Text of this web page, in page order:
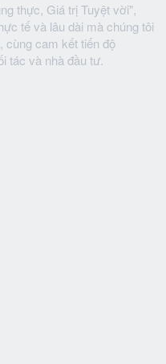
thực, Giá trị Tuyệt vời",
tế và lâu dài mà chúng tôi
cùng cam kết tiến độ
tác và nhà đầu tư.